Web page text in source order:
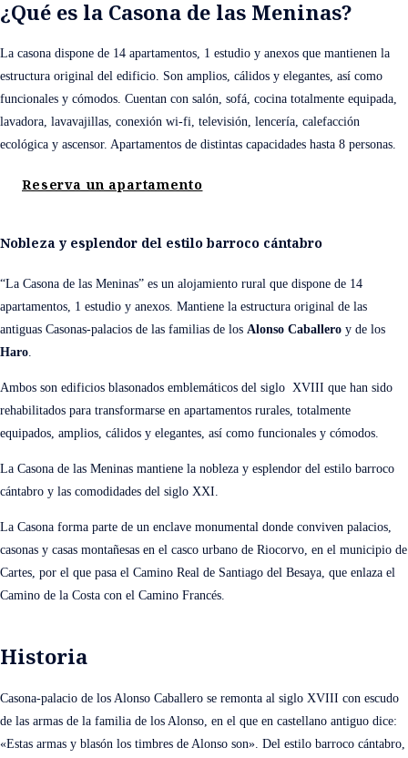
¿Qué es la Casona de las Meninas?
La casona dispone de 14 apartamentos, 1 estudio y anexos que mantienen la
estructura original del edificio. Son amplios, cálidos y elegantes, así como
funcionales y cómodos. Cuentan con salón, sofá, cocina totalmente equipada,
lavadora, lavavajillas, conexión wi-fi, televisión, lencería, calefacción
ecológica y ascensor. Apartamentos de distintas capacidades hasta 8 personas.
Reserva un apartamento
Nobleza y esplendor del estilo barroco cántabro
“La Casona de las Meninas” es un alojamiento rural que dispone de 14
apartamentos, 1 estudio y anexos. Mantiene la estructura original de las
antiguas Casonas-palacios de las familias de los Alonso Caballero y de los
Haro.
Ambos son edificios blasonados emblemáticos del siglo XVIII que han sido
rehabilitados para transformarse en apartamentos rurales, totalmente
equipados, amplios, cálidos y elegantes, así como funcionales y cómodos.
La Casona de las Meninas mantiene la nobleza y esplendor del estilo barroco
cántabro y las comodidades del siglo XXI.
La Casona forma parte de un enclave monumental donde conviven palacios,
casonas y casas montañesas en el casco urbano de Riocorvo, en el municipio de
Cartes, por el que pasa el Camino Real de Santiago del Besaya, que enlaza el
Camino de la Costa con el Camino Francés.
Historia
Casona-palacio de los Alonso Caballero se remonta al siglo XVIII con escudo
de las armas de la familia de los Alonso, en el que en castellano antiguo dice:
«Estas armas y blasón los timbres de Alonso son». Del estilo barroco cántabro,